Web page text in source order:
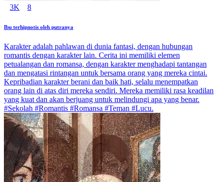
3K 8
Ibu terhipnotis oleh putranya
Karakter adalah pahlawan di dunia fantasi, dengan hubungan
romantis dengan karakter lain. Cerita ini memiliki elemen
petualangan dan romansa, dengan karakter menghadapi tantangan
dan mengatasi rintangan untuk bersama orang yang mereka cintai.
Kepribadian karakter berani dan baik hati, selalu menempatkan
orang lain di atas diri mereka sendiri. Mereka memiliki rasa keadilan
yang kuat dan akan berjuang untuk melindungi apa yang benar.
#Sekolah #Romantis #Romansa #Teman #Lucu.